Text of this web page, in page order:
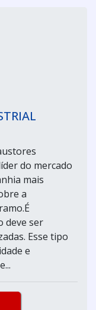
do mercado
mais
a
deve ser
Esse tipo
e